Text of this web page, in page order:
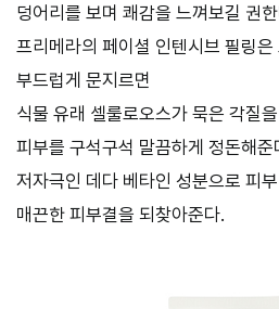
덩어리를 보며 쾌감을 느껴보길 권
프리메라의 페이셜 인텐시브 필링은
부드럽게 문지르면
식물 유래 셀룰로오스가 묵은 각질
피부를 구석구석 말끔하게 정돈해준
저자극인 데다 베타인 성분으로 피
매끈한 피부결을 되찾아준다.